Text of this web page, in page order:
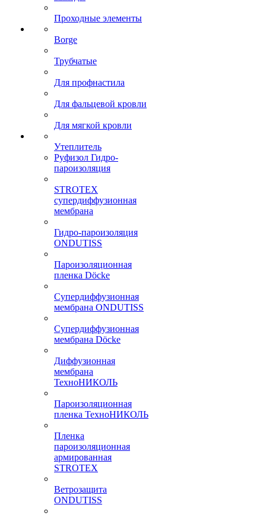
Проходные элементы
Borge
Трубчатые
Для профнастила
Для фальцевой кровли
Для мягкой кровли
Утеплитель
Руфизол Гидро-
пароизоляция
STROTEX
супердиффузионная
мембрана
Гидро-пароизоляция
ONDUTISS
Пароизоляционная
пленка Döcke
Супердиффузионная
мембрана ONDUTISS
Супердиффузионная
мембрана Döcke
Диффузионная
мембрана
ТехноНИКОЛЬ
Пароизоляционная
пленка ТехноНИКОЛЬ
Пленка
пароизоляционная
армированная
STROTEX
Ветрозащита
ONDUTISS